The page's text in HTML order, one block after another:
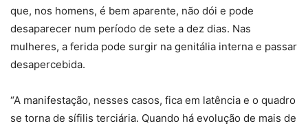
que, nos homens, é bem aparente, não dói e pode
desaparecer num período de sete a dez dias. Nas
mulheres, a ferida pode surgir na genitália interna e passar
desapercebida.
“A manifestação, nesses casos, fica em latência e o quadro
se torna de sífilis terciária. Quando há evolução de mais de